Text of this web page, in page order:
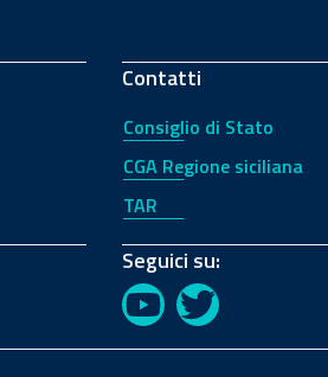
Contatti
Consiglio di Stato
CGA Regione siciliana
TAR
Seguici su:
YouTubeTwitter